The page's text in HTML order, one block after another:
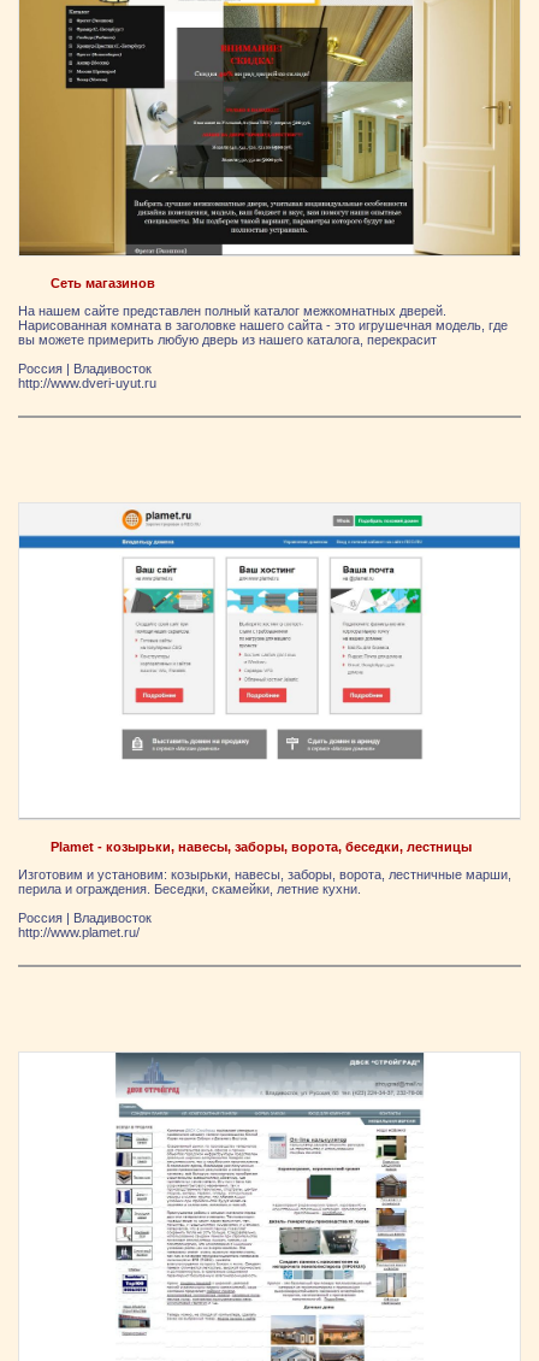
Сеть магазинов
На нашем сайте представлен полный каталог межкомнатных дверей.
Нарисованная комната в заголовке нашего сайта - это игрушечная модель, где
вы можете примерить любую дверь из нашего каталога, перекрасит
Россия | Владивосток
http://www.dveri-uyut.ru
Plamet - козырьки, навесы, заборы, ворота, беседки, лестницы
Изготовим и установим: козырьки, навесы, заборы, ворота, лестничные марши,
перила и ограждения. Беседки, скамейки, летние кухни.
Россия
Владивосток
http://www.plamet.ru/